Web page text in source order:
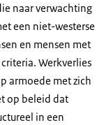
naar verwachting
een niet-westerse
en mensen met
Werkverlies
armoede met zich
op beleid dat
in een